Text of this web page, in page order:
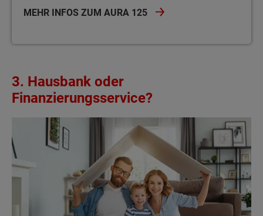
MEHR INFOS ZUM AURA 125
3. Hausbank oder
Finanzierungsservice?